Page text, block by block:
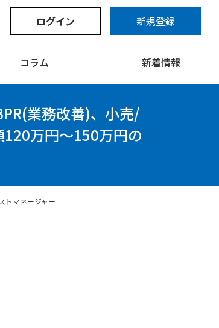
コラム 新着情報
ログイン 新規登録
業務改善)、小売/
万円～150万円の
マネージャー